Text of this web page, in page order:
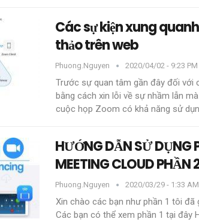
Các sự kiện xung
thảo trên web
Phuong.nguyen 2020/04/02 - 9:23 PM
Trước sự quan tâm gần đây đối với
bằng cách xin lỗi về sự nhầm lẫn
cuộc họp Zoom có ​​khả năng sử
HƯỚNG DẪN SỬ DỤNG
MEETING CLOUD
Phuong.nguyen 2020/03/29 - 1:33 AM
Xin chào các bạn như phần 1 tôi
Các bạn có thể xem phần 1 tại đây